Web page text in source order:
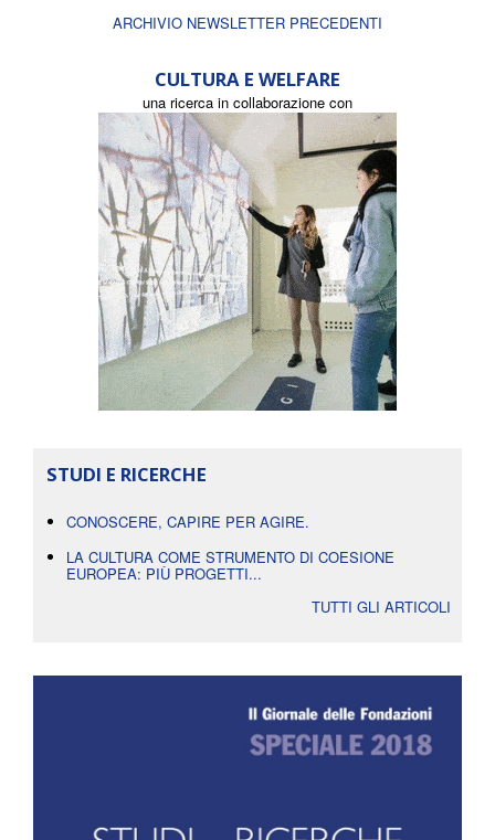
ARCHIVIO NEWSLETTER PRECEDENTI
CULTURA E WELFARE
una ricerca in collaborazione con
STUDI E RICERCHE
CONOSCERE, CAPIRE PER AGIRE.
LA CULTURA COME STRUMENTO DI COESIONE
EUROPEA: PIÙ PROGETTI...
TUTTI GLI ARTICOLI